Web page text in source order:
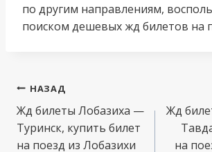
по другим направлениям,
поиском дешевых жд билетов на
Навигация
по
записям
НАЗАД
Жд билеты Лобазиха —
Туринск, купить билет
на поезд из Лобазихи
Жд
на